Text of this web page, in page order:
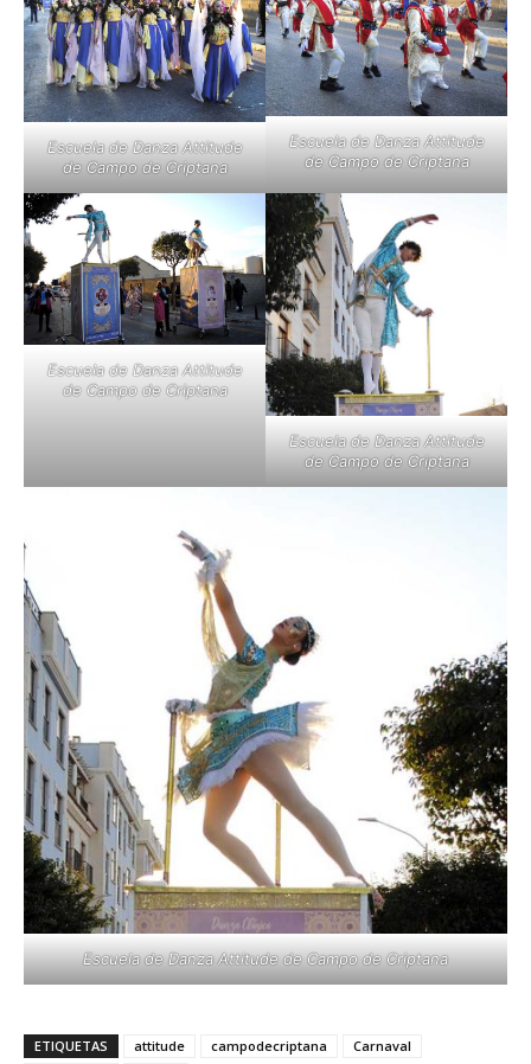
Escuela de Danza Attitude
de Campo de Criptana
Escuela de Danza Attitude
de Campo de Criptana
Escuela de Danza Attitude
de Campo de Criptana
Escuela de Danza Attitude
de Campo de Criptana
Escuela de Danza Attitude de Campo de Criptana
ETIQUETAS attitude campodecriptana
Carnaval